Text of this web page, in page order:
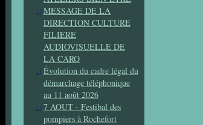
MESSAGE DE LA
DIRECTION CULTURE
FILIERE
AUDIOVISUELLE DE
LA CARO
Évolution du cadre légal du
démarchage téléphonique
au 11 août 2026
7 AOUT - Festibal des
pompiers à Rochefort